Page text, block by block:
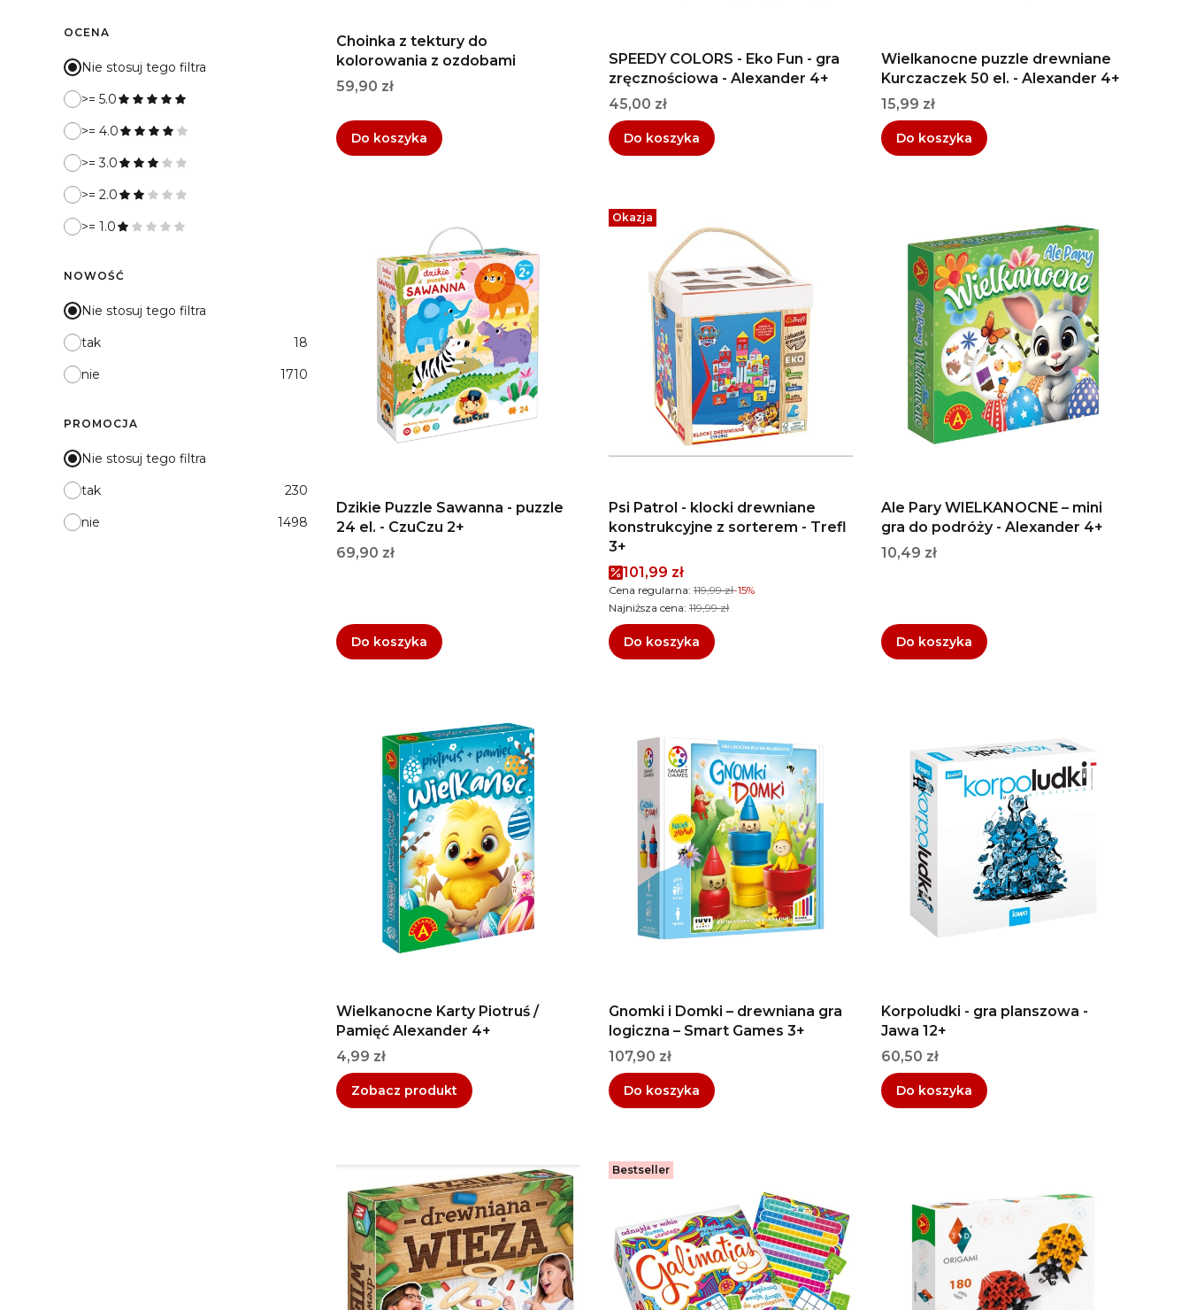
OCENA
Nie stosuj tego filtra
>= 5.0
>= 4.0
>= 3.0
>= 2.0
>= 1.0
NOWOŚĆ
Nie stosuj tego filtra
tak
18
nie
1710
PROMOCJA
Nie stosuj tego filtra
tak
230
nie
1498
Choinka z tektury do
kolorowania z ozdobami
Cena
59,90 zł
Do koszyka
SPEEDY COLORS - Eko Fun - gra
zręcznościowa - Alexander 4+
Cena
45,00 zł
Do koszyka
Wielkanocne puzzle drewniane
Kurczaczek 50 el. - Alexander 4+
Cena
15,99 zł
Do koszyka
Dzikie Puzzle Sawanna - puzzle
24 el. - CzuCzu 2+
Cena
69,90 zł
Do koszyka
Okazja
Psi Patrol - klocki drewniane
konstrukcyjne z sorterem - Trefl
3+
Cena promocyjna
101,99 zł
Cena regularna: 119,99 zł-15%
Najniższa cena: 119,99 zł
Do koszyka
Ale Pary WIELKANOCNE – mini
gra do podróży - Alexander 4+
Cena
10,49 zł
Do koszyka
Wielkanocne Karty Piotruś /
Pamięć Alexander 4+
Cena
4,99 zł
Zobacz produkt
Gnomki i Domki – drewniana gra
logiczna – Smart Games 3+
Cena
107,90 zł
Do koszyka
Korpoludki - gra planszowa -
Jawa 12+
Cena
60,50 zł
Do koszyka
Bestseller